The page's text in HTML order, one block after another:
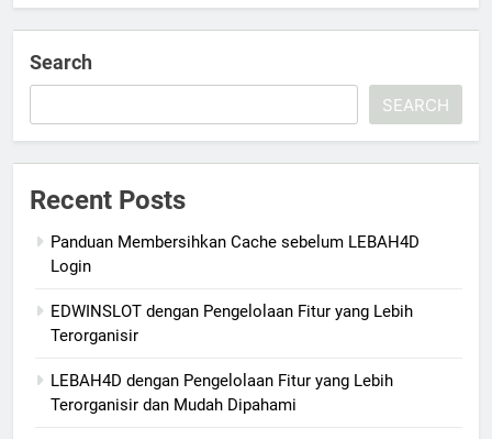
Search
SEARCH
Recent Posts
Panduan Membersihkan Cache sebelum LEBAH4D
Login
EDWINSLOT dengan Pengelolaan Fitur yang Lebih
Terorganisir
LEBAH4D dengan Pengelolaan Fitur yang Lebih
Terorganisir dan Mudah Dipahami